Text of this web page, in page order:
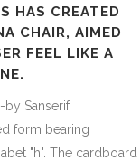
HAS CREATED
CHAIR, AIMED
FEEL LIKE A
by Sanserif
form bearing
"h". The cardboard